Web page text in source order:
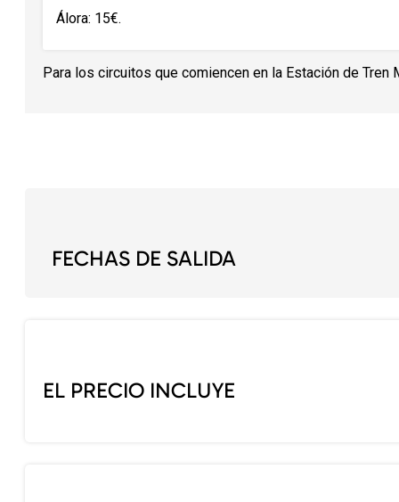
Álora: 15€.
Para los circuitos que comiencen en la Estación de
FECHAS DE SALIDA
EL PRECIO INCLUYE